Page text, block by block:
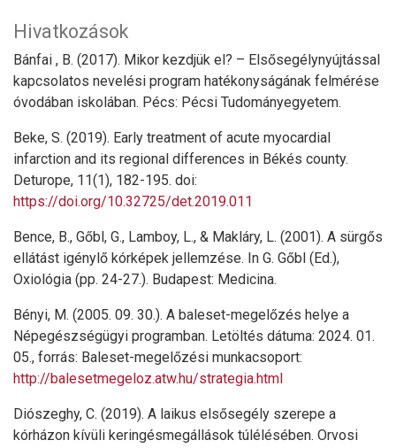
Hivatkozások
Bánfai , B. (2017). Mikor kezdjük el? – Elsősegélynyújtással
kapcsolatos nevelési program hatékonyságának felmérése
óvodában iskolában. Pécs: Pécsi Tudományegyetem.
Beke, S. (2019). Early treatment of acute myocardial
infarction and its regional differences in Békés county.
Deturope, 11(1), 182-195. doi:
https://doi.org/10.32725/det.2019.011
Bence, B., Gőbl, G., Lamboy, L., & Makláry, L. (2001). A sürgős
ellátást igénylő kórképek jellemzése. In G. Gőbl (Ed.),
Oxiológia (pp. 24-27.). Budapest: Medicina.
Bényi, M. (2005. 09. 30.). A baleset-megelőzés helye a
Népegészségügyi programban. Letöltés dátuma: 2024. 01.
05., forrás: Baleset-megelőzési munkacsoport:
http://balesetmegeloz.atw.hu/strategia.html
Diószeghy, C. (2019). A laikus elsősegély szerepe a
kórházon kívüli keringésmegállások túlélésében. Orvosi